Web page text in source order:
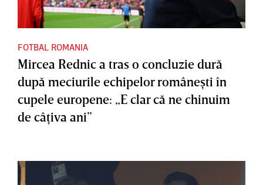
FOTBAL ROMANIA
Mircea Rednic a tras o concluzie dură
după meciurile echipelor româneşti în
cupele europene: „E clar că ne chinuim
de câţiva ani”